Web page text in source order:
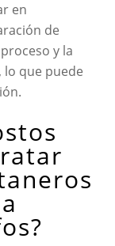
en
de
y la
lo que puede